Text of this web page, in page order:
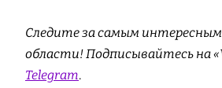
Следите за самым интересным
области! Подписывайтесь на
Telegram.